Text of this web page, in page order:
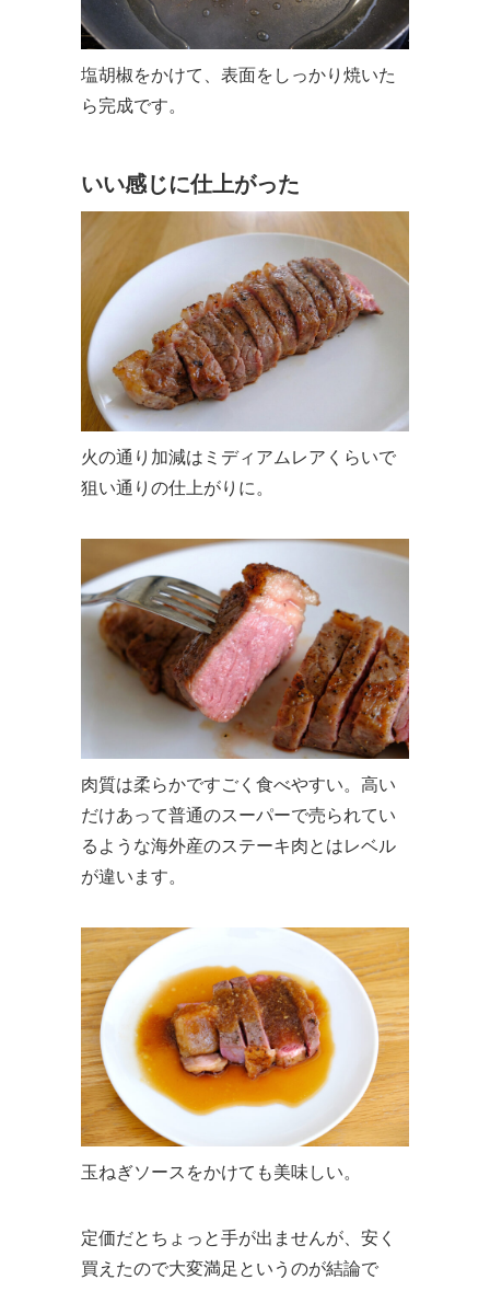
塩胡椒をかけて、表面をしっかり焼いた
ら完成です。
いい感じに仕上がった
火の通り加減はミディアムレアくらいで
狙い通りの仕上がりに。
肉質は柔らかですごく食べやすい。高い
だけあって普通のスーパーで売られてい
るような海外産のステーキ肉とはレベル
が違います。
玉ねぎソースをかけても美味しい。
定価だとちょっと手が出ませんが、安く
買えたので大変満足というのが結論で